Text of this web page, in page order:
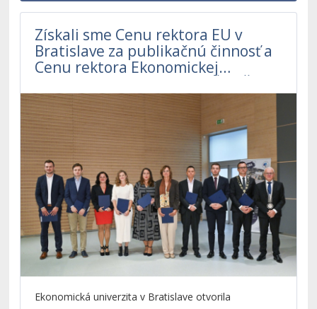
Získali sme Cenu rektora EU v
Bratislave za publikačnú činnosť a
Cenu rektora Ekonomickej
Ekonomická univerzita v Bratislave otvorila